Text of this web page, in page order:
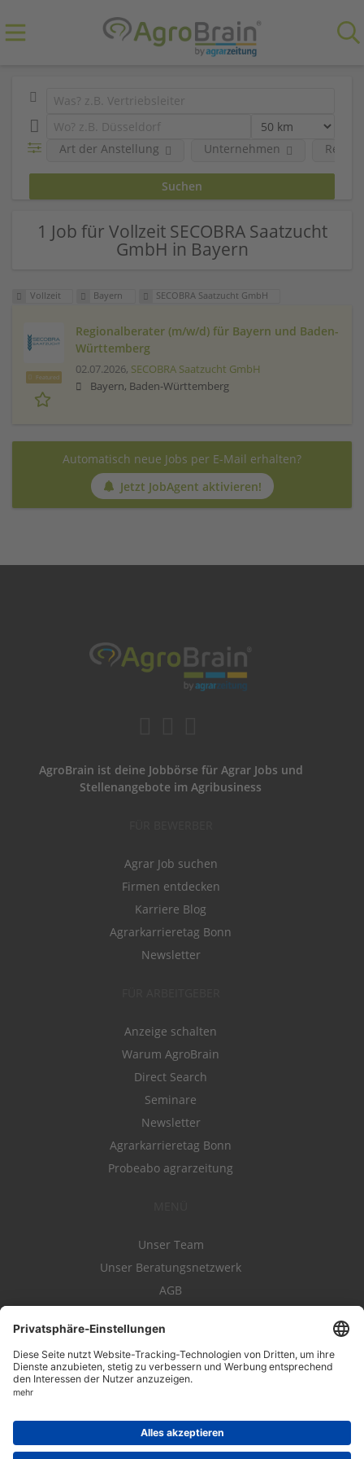
Art der Anstellung Unternehmen Region
1 Job für Vollzeit SECOBRA Saatzucht
GmbH in Bayern
Vollzeit Bayern SECOBRA Saatzucht GmbH
Featured
Regionalberater (m/w/d) für Bayern und Baden-
Württemberg
02.07.2026, SECOBRA Saatzucht GmbH
Bayern, Baden-Württemberg
Automatisch neue Jobs per E-Mail erhalten?
Jetzt JobAgent aktivieren!
AgroBrain ist deine Jobbörse für Agrar Jobs und
Stellenangebote im Agribusiness
Agrar Job suchen
Firmen entdecken
Karriere Blog
Agrarkarrieretag Bonn
Newsletter
Anzeige schalten
Warum AgroBrain
Direct Search
Seminare
Newsletter
Agrarkarrieretag Bonn
Probeabo agrarzeitung
Unser Team
Unser Beratungsnetzwerk
AGB
Datenschutz
Impressum
Kontakt